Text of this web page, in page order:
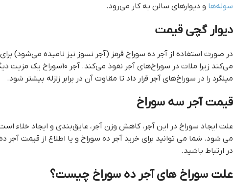
سوله‌ها و دیوارهای سالن به کار می‌رود.
ديوار گچي قيمت
در صورت استفاده از آجر ده سوراخ قرمز (آجر نسوز نیز نامیده می‌شود)
می‌کند زیرا ملات در سوراخ‌های آجر نفوذ می‌کند. آجر ۱۰سوراخ یک مزیت دیگرِ استفاده از آجر ده سوراخ قرمز این است که می‌توان
میلگرد را در سوراخ‌های آجر قرار داد تا مقاوت آن در برابر زلزله بیشتر شود.
قیمت آجر سه سوراخ
علت ایجاد سوراخ در این آجر، کاهش وزن آجر، عایق‌بندی و ایجاد خلاء است. حدود قیمت آجر 10
می شود. شما می توانید برای خرید آجر ده سوراخ و یا اطلاع از قیمت آجر
در ارتباط باشید.
علت سوراخ های آجر ده سوراخ چیست؟